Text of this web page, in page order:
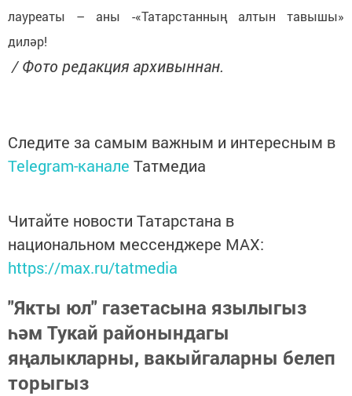
лауреаты – аны -«Татарстанның алтын тавышы»
диләр!
/ Фото редакция архивыннан.
Следите за самым важным и интересным в
Telegram-канале Татмедиа
Читайте новости Татарстана в
национальном мессенджере MАХ:
https://max.ru/tatmedia
"Якты юл" газетасына язылыгыз
һәм Тукай районындагы
яңалыкларны, вакыйгаларны белеп
торыгыз